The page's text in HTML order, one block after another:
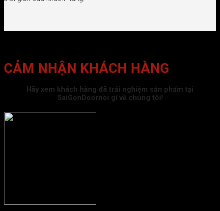
CẢM NHẬN KHÁCH HÀNG
Hãy xem khách hàng đã trải nghiệm sản phẩm tại
SaiGonDoornói gì về chúng tôi!